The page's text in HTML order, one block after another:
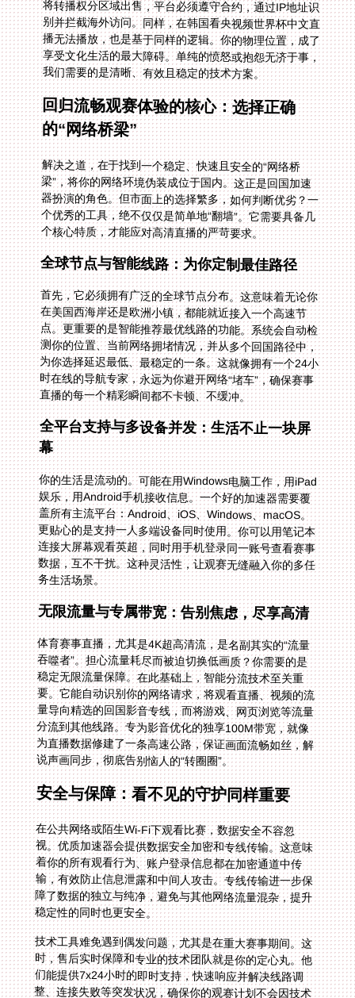
我们需要的是清晰、有效且稳定的技术方案。
回归流畅观赛体验的核心：选择正确
的“网络桥梁”
解决之道，在于找到一个稳定、快速且安全的“网络桥
梁”，将你的网络环境伪装成位于国内。这正是回国加速
器扮演的角色。但市面上的选择繁多，如何判断优劣？一
个优秀的工具，绝不仅仅是简单地“翻墙”。它需要具备几
个核心特质，才能应对高清直播的严苛要求。
全球节点与智能线路：为你定制最佳路径
首先，它必须拥有广泛的全球节点分布。这意味着无论你
在美国西海岸还是欧洲小镇，都能就近接入一个高速节
点。更重要的是智能推荐最优线路的功能。系统会自动检
测你的位置、当前网络拥堵情况，并从多个回国路径中，
为你选择延迟最低、最稳定的一条。这就像拥有一个24小
时在线的导航专家，永远为你避开网络“堵车”，确保赛事
直播的每一个精彩瞬间都不卡顿、不缓冲。
全平台支持与多设备并发：生活不止一块屏
幕
你的生活是流动的。可能在用Windows电脑工作，用iPad
娱乐，用Android手机接收信息。一个好的加速器需要覆
盖所有主流平台：Android、iOS、Windows、macOS。
更贴心的是支持一人多端设备同时使用。你可以用笔记本
连接大屏幕观看英超，同时用手机登录同一账号查看赛事
数据，互不干扰。这种灵活性，让观赛无缝融入你的多任
务生活场景。
无限流量与专属带宽：告别焦虑，尽享高清
体育赛事直播，尤其是4K超高清流，是名副其实的“流量
吞噬者”。担心流量耗尽而被迫切换低画质？你需要的是
稳定无限流量保障。在此基础上，智能分流技术至关重
要。它能自动识别你的网络请求，将观看直播、视频的流
量导向精选的回国影音专线，而将游戏、网页浏览等流量
分流到其他线路。专为影音优化的独享100M带宽，就像
为直播数据修建了一条高速公路，保证画面流畅如丝，解
说声画同步，彻底告别恼人的“转圈圈”。
安全与保障：看不见的守护同样重要
在公共网络或陌生Wi-Fi下观看比赛，数据安全不容忽
视。优质加速器会提供数据安全加密和专线传输。这意味
着你的所有观看行为、账户登录信息都在加密通道中传
输，有效防止信息泄露和中间人攻击。专线传输进一步保
障了数据的独立与纯净，避免与其他网络流量混杂，提升
稳定性的同时也更安全。
技术工具难免遇到偶发问题，尤其是在重大赛事期间。这
时，售后实时保障和专业的技术团队就是你的定心丸。他
们能提供7x24小时的即时支持，快速响应并解决线路调
整、连接失败等突发状况，确保你的观赛计划不会因技术